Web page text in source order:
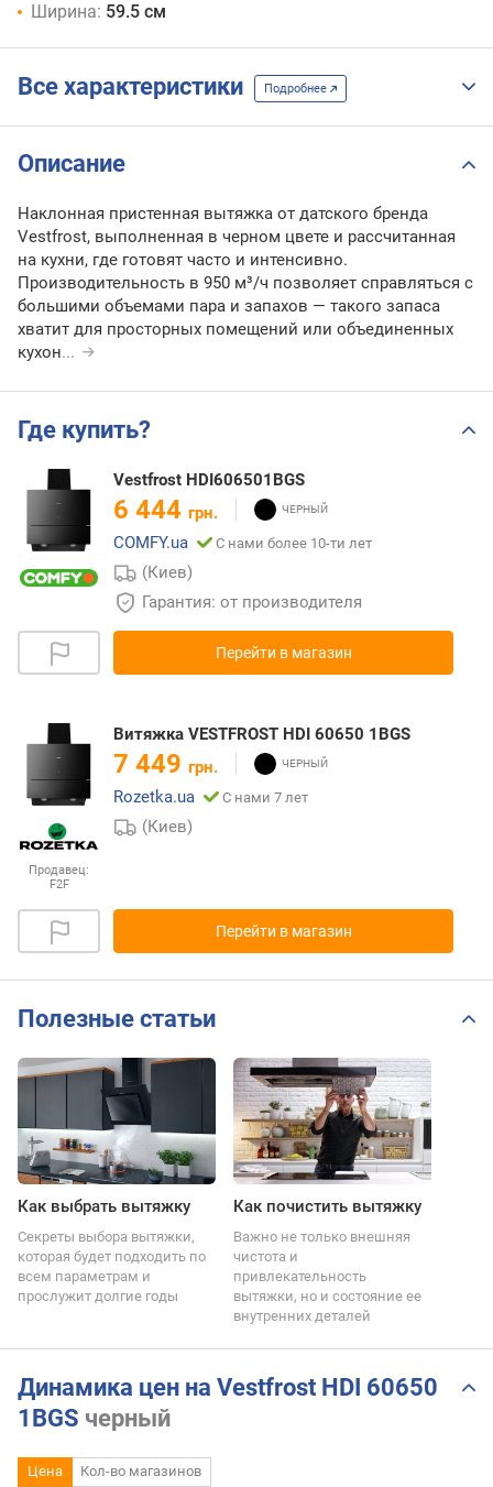
Ширина: 59.5 см
Все характеристики Подробнее
Описание
Наклонная пристенная вытяжка от датского бренда
Vestfrost, выполненная в черном цвете и рассчитанная
на кухни, где готовят часто и интенсивно.
Производительность в 950 м³/ч позволяет справляться с
большими объемами пара и запахов — такого запаса
хватит для просторных помещений или объединенных
кухон...
Где купить?
Vestfrost HDI606501BGS
6 444 грн.
COMFY.ua
С нами более 10-ти лет
(Киев)
Гарантия: от производителя
Перейти в магазин
Продавец:
F2F
Витяжка VESTFROST HDI 60650 1BGS
7 449 грн.
Rozetka.ua
С нами 7 лет
(Киев)
Перейти в магазин
Полезные статьи
Как выбрать вытяжку
Секреты выбора вытяжки,
которая будет подходить по
всем параметрам и
прослужит долгие годы
Как почистить вытяжку
Важно не только внешняя
чистота и
привлекательность
вытяжки, но и состояние ее
внутренних деталей
Динамика цен на Vestfrost HDI 60650
1BGS черный
Цена Кол-во магазинов